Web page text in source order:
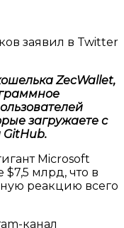
заявил в Twitter
ZecWallet,
загружаете с
Microsoft
млрд, что в
реакцию всего
канал